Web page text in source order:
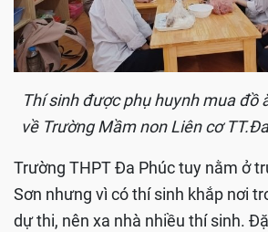
Thí sinh được phụ huynh mua đồ
về Trường Mầm non Liên cơ
Trường THPT Đa Phúc tuy nằm ở
Sơn nhưng vì có thí sinh khắp nơi
dự thi, nên xa nhà nhiều thí sinh.